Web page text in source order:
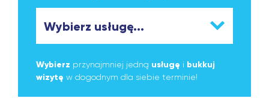
Wybierz przynajmniej jedną usługę i bukkuj
wizytę w dogodnym dla siebie terminie!